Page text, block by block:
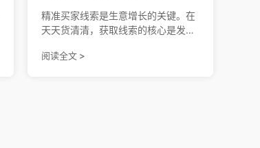
精准买家线索是生意增长的关键。在
天天货清清，获取线索的核心是发布
源关键词，推送精准线索。每日可收
阅读全文 >